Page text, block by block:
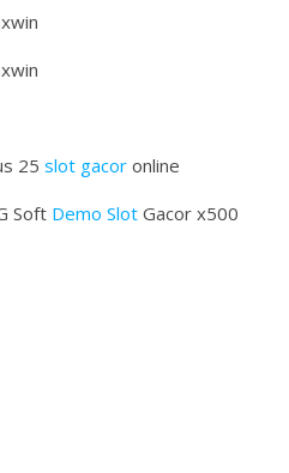
25 slot gacor online
Soft Demo Slot Gacor x500